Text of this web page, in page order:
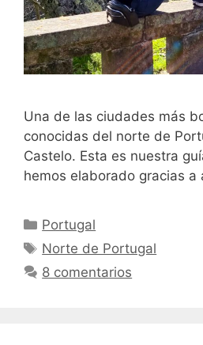
Una de las ciudades más
conocidas del norte de
Castelo. Esta es nuestra
hemos elaborado gracias a
Categorías
Portugal
Etiquetas
Norte de Portugal
8 comentarios